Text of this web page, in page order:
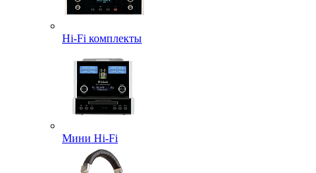
Hi-Fi комплекты
Мини Hi-Fi